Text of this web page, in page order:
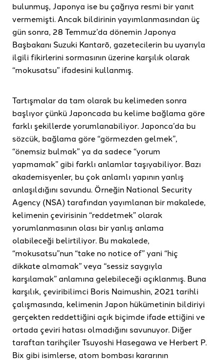
bulunmuş, Japonya ise bu çağrıya resmi bir yanıt
vermemişti. Ancak bildirinin yayımlanmasından üç
gün sonra, 28 Temmuz’da dönemin Japonya
Başbakanı Suzuki Kantarō, gazetecilerin bu uyarıyla
ilgili fikirlerini sormasının üzerine karşılık olarak
“mokusatsu” ifadesini kullanmış.
Tartışmalar da tam olarak bu kelimeden sonra
başlıyor çünkü Japoncada bu kelime bağlama göre
farklı şekillerde yorumlanabiliyor. Japonca’da bu
sözcük, bağlama göre “görmezden gelmek”,
“önemsiz bulmak” ya da sadece “yorum
yapmamak” gibi farklı anlamlar taşıyabiliyor. Bazı
akademisyenler, bu çok anlamlı yapının yanlış
anlaşıldığını savundu. Örneğin National Security
Agency (NSA) tarafından yayımlanan bir makalede,
kelimenin çevirisinin “reddetmek” olarak
yorumlanmasının olası bir yanlış anlama
olabileceği belirtiliyor. Bu makalede,
“mokusatsu”nun “take no notice of” yani “hiç
dikkate almamak” veya “sessiz saygıyla
karşılamak” anlamına gelebileceği açıklanmış. Buna
karşılık, çeviribilimci Boris Naimushin, 2021 tarihli
çalışmasında, kelimenin Japon hükümetinin bildiriyi
gerçekten reddettiğini açık biçimde ifade ettiğini ve
ortada çeviri hatası olmadığını savunuyor. Diğer
taraftan tarihçiler Tsuyoshi Hasegawa ve Herbert P.
Bix gibi isimlerse, atom bombası kararının